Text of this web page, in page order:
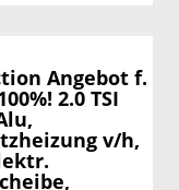
Angebot f.
2.0 TSI
v/h,